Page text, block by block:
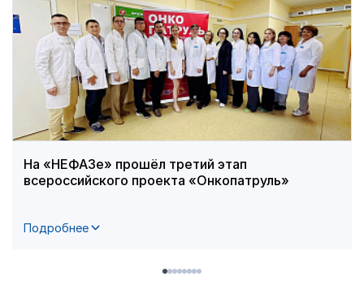
На «НЕФАЗе» прошёл третий этап
всероссийского проекта «Онкопатруль»
Подробнее